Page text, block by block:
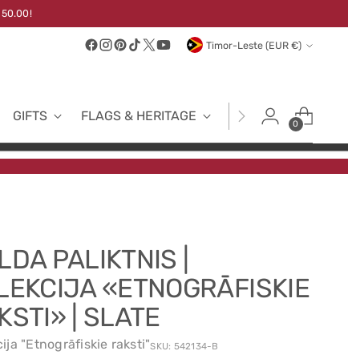
50.00!
Currency Timor-Leste (EUR €)
GIFTS FLAGS & HERITAGE FABRICS
0
PALIKTNIS |
«ETNOGRĀFISKIE
| SLATE
"Etnogrāfiskie raksti"SKU: 542134-B